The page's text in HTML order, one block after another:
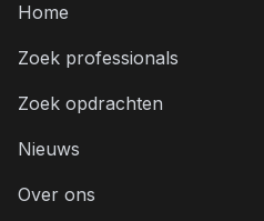
Home
Zoek professionals
Zoek opdrachten
Nieuws
Over ons